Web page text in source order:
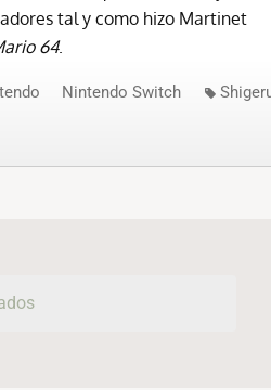
tal y como hizo Martinet
64.
Nintendo Switch